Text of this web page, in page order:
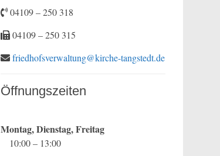
04109 – 250 318
04109 – 250 315
friedhofsverwaltung@kirche-tangstedt.de
Öffnungszeiten
Montag, Dienstag, Freitag
10:00 – 13:00